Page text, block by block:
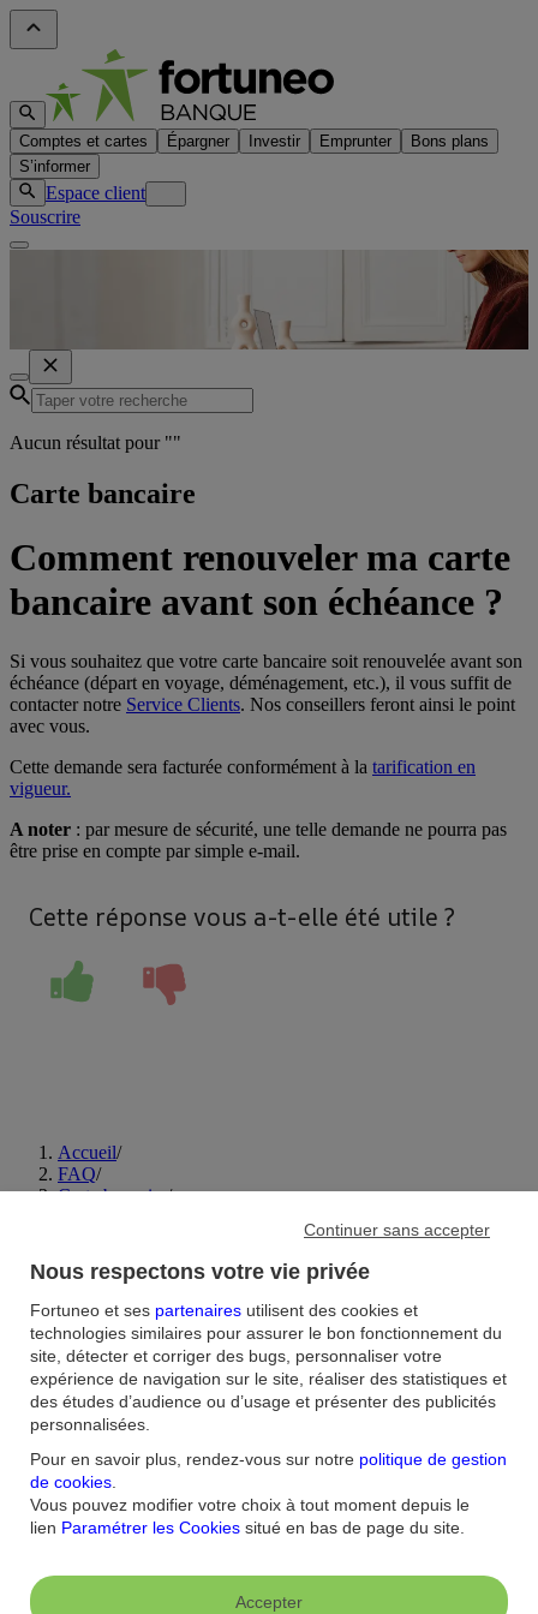
Comptes et cartes Épargner Investir Emprunter
Bons plans
S’informer
Espace client
Souscrire
Aucun résultat pour ""
Carte bancaire
Comment renouveler ma carte
bancaire avant son échéance ?
Si vous souhaitez que votre carte bancaire soit renouvelée avant son
échéance (départ en voyage, déménagement, etc.), il vous suffit de
contacter notre Service Clients. Nos conseillers feront ainsi le point
avec vous.
Cette demande sera facturée conformément à la tarification en
vigueur.
A noter : par mesure de sécurité, une telle demande ne pourra pas
être prise en compte par simple e-mail.
Cette réponse vous a-t-elle été utile ?
Accueil/
FAQ/
Carte bancaire/
Aide et contact
FAQNous contacter / RéclamationsFormulairesAccessibilité : non
conformeSécuritéPlan du site
Nous connaitre
engagements RSERecrutementEspace Presse
Informations réglementaires
confidentialité
Mentions
légales
Droit au compte et clients fragiles Dispositif
Nous respectons votre vie privée
Fortuneo et ses partenaires utilisent des cookies et
technologies similaires pour assurer le bon fonctionnement du
site, détecter et corriger des bugs, personnaliser votre
expérience de navigation sur le site, réaliser des statistiques et
des études d’audience ou d’usage et présenter des publicités
personnalisées.
Pour en savoir plus, rendez-vous sur notre politique de gestion
de cookies.
Vous pouvez modifier votre choix à tout moment depuis le
lien Paramétrer les Cookies situé en bas de page du site.
Accepter
Continuer sans accepter